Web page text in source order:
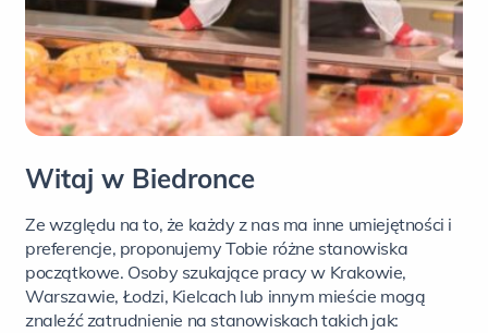
Witaj w Biedronce
Ze względu na to, że każdy z nas ma inne umiejętności i
preferencje, proponujemy Tobie różne stanowiska
początkowe. Osoby szukające pracy w Krakowie,
Warszawie, Łodzi, Kielcach lub innym mieście mogą
znaleźć zatrudnienie na stanowiskach takich jak: